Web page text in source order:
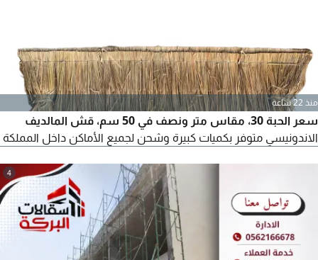
منذ 22 ساعة
سعر الحبة 30، مقاس متر ونصف في 50 سم، قش المالديف
الاندونيسي متوفر بكميات كبيرة وشحن لجميع الأماكن داخل المملكة
4